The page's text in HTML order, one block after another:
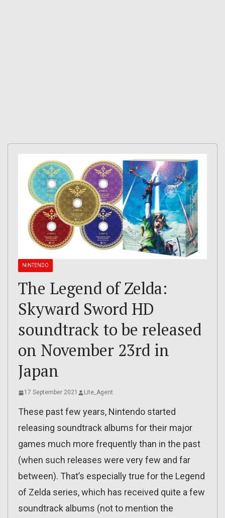
NINTENDO
The Legend of Zelda:
Skyward Sword HD
soundtrack to be released
on November 23rd in
Japan
17 September 2021 Lite_Agent
These past few years, Nintendo started
releasing soundtrack albums for their major
games much more frequently than in the past
(when such releases were very few and far
between). That’s especially true for the Legend
of Zelda series, which has received quite a few
soundtrack albums (not to mention the